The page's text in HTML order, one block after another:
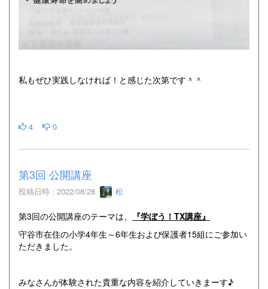
私もぜひ実践しなければ！と感じた次第です＾＾
4 0
第3回 公開講座
投稿日時 : 2022/08/28 松
第3回の公開講座のテーマは、
『学ぼう！TX講座』
守谷市在住の小学4年生～6年生および保護者15組にご参加い
ただきました。
みなさんが体験された貴重な内容を紹介していきまーす♪